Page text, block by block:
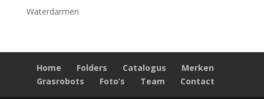
Waterdarmen
Home Folders Catalogus
Merken
Grasrobots
Foto’s Team Contact